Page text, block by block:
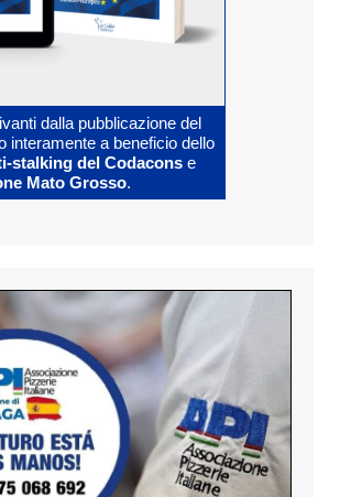
dalla pubblicazione del
interamente a beneficio dello
stalking del Codaconse
Mato Grosso.